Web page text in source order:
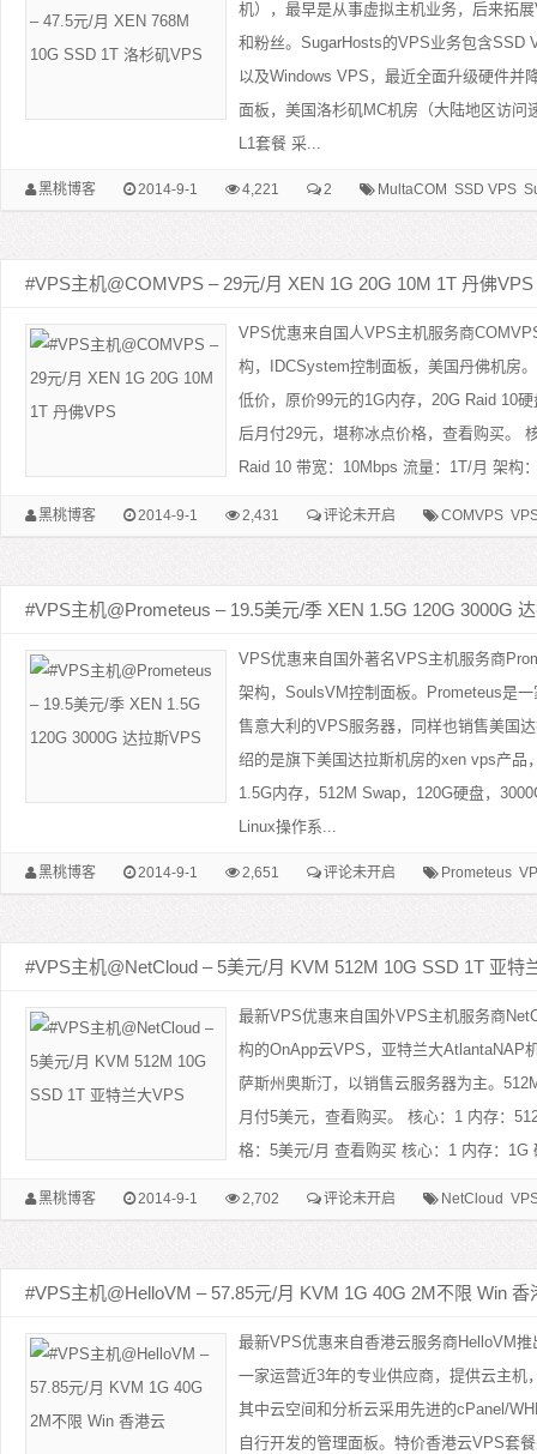
机），最早是从事虚拟主机业务，后来拓
和粉丝。SugarHosts的VPS业务包含SSD
以及Windows VPS，最近全面升级硬件并
面板，美国洛杉矶MC机房（大陆地区访
L1套餐 采...
黑桃博客 2014-9-1 4,221 2 MultaCOM SSD VPS
#VPS主机@COMVPS – 29元/月 XEN 1G 20G 10M 1T 丹佛VPS
VPS优惠来自国人VPS主机服务商
构，IDCSystem控制面板，美国丹佛机房
低价，原价99元的1G内存，20G Raid 10
后月付29元，堪称冰点价格，查看购买。
Raid 10 带宽：10Mbps 流量：1T/月 架构
黑桃博客 2014-9-1 2,431 评论未开启 COMVPS
#VPS主机@Prometeus – 19.5美元/季 XEN 1.5G 120G 3000G
VPS优惠来自国外著名VPS主机服务商
架构，SoulsVM控制面板。Prometeus是
售意大利的VPS服务器，同样也销售美国
绍的是旗下美国达拉斯机房的xen vps产品
1.5G内存，512M Swap，120G硬盘，
Linux操作系...
黑桃博客 2014-9-1 2,651 评论未开启 Prometeus
#VPS主机@NetCloud – 5美元/月 KVM 512M 10G SSD 1T 亚特
最新VPS优惠来自国外VPS主机服务商
构的OnApp云VPS，亚特兰大AtlantaNAP
萨斯州奥斯汀，以销售云服务器为主。
月付5美元，查看购买。 核心：1 内存：
格：5美元/月 查看购买 核心：1 内存：1G
黑桃博客 2014-9-1 2,702 评论未开启 NetCloud
#VPS主机@HelloVM – 57.85元/月 KVM 1G 40G 2M不限 Win 香
最新VPS优惠来自香港云服务商HelloVM
一家运营近3年的专业供应商，提供云主机
其中云空间和分析云采用先进的cPanel/
自行开发的管理面板。特价香港云VPS套